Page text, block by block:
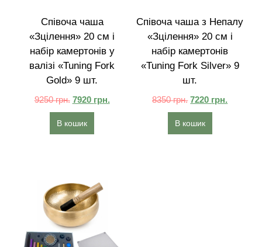
Співоча чаша
«Зцілення» 20 см і
набір камертонів у
валізі «Tuning Fork
Gold» 9 шт.
9250грн. 7920 грн.
В кошик
Співоча чаша з Непалу
«Зцілення» 20 см і
набір камертонів
«Tuning Fork Silver» 9
шт.
8350грн. 7220 грн.
В кошик